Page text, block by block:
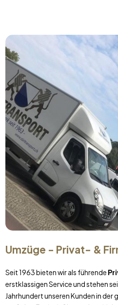
Umzüge - Privat- &
Seit 1963 bieten wir als führende
erstklassigen Service und stehen
Jahrhundert unseren Kunden in der